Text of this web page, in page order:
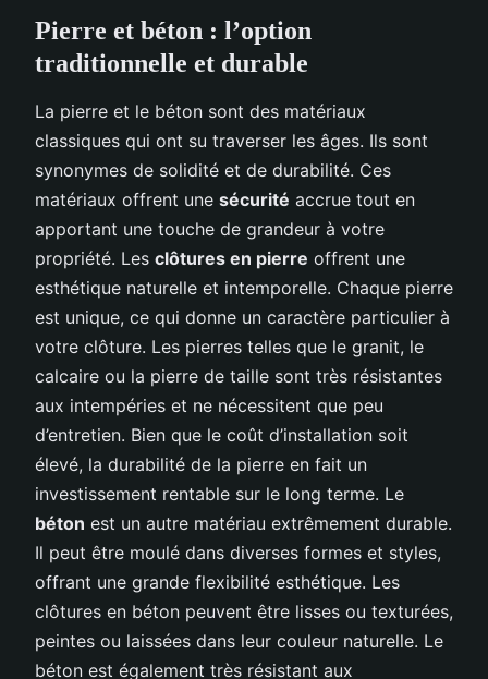
Pierre et béton : l’option
traditionnelle et durable
La pierre et le béton sont des matériaux
classiques qui ont su traverser les âges. Ils sont
synonymes de solidité et de durabilité. Ces
matériaux offrent une sécurité accrue tout en
apportant une touche de grandeur à votre
propriété. Les clôtures en pierre offrent une
esthétique naturelle et intemporelle. Chaque pierre
est unique, ce qui donne un caractère particulier à
votre clôture. Les pierres telles que le granit, le
calcaire ou la pierre de taille sont très résistantes
aux intempéries et ne nécessitent que peu
d’entretien. Bien que le coût d’installation soit
élevé, la durabilité de la pierre en fait un
investissement rentable sur le long terme. Le
béton est un autre matériau extrêmement durable.
Il peut être moulé dans diverses formes et styles,
offrant une grande flexibilité esthétique. Les
clôtures en béton peuvent être lisses ou texturées,
peintes ou laissées dans leur couleur naturelle. Le
béton est également très résistant aux